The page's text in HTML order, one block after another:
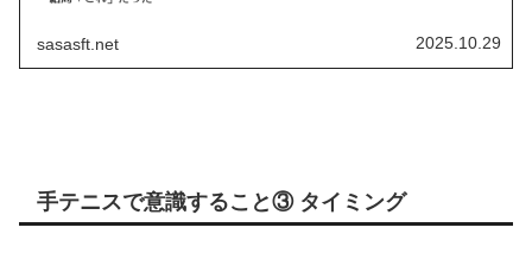
sasasft.net 2025.10.29
手テニスで意識すること③ タイミング